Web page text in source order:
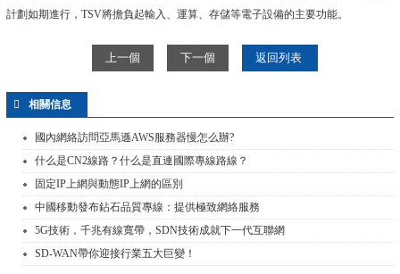
計劃如期進行，TSV將擔負起輸入、運算、存儲等電子設備的主要功能。
上一個 下一個 返回列表
相關信息
國內網絡訪問亞馬遜AWS服務器慢怎么辦?
什么是CN2線路？什么是直連國際專線路線？
固定IP上網與動態IP上網的區別
中國移動發布鉆石品質專線：提供極致網絡服務
5G技術，千兆有線寬帶，SDN技術成就下一代互聯網
SD-WAN帶你迎接行業五大巨變！